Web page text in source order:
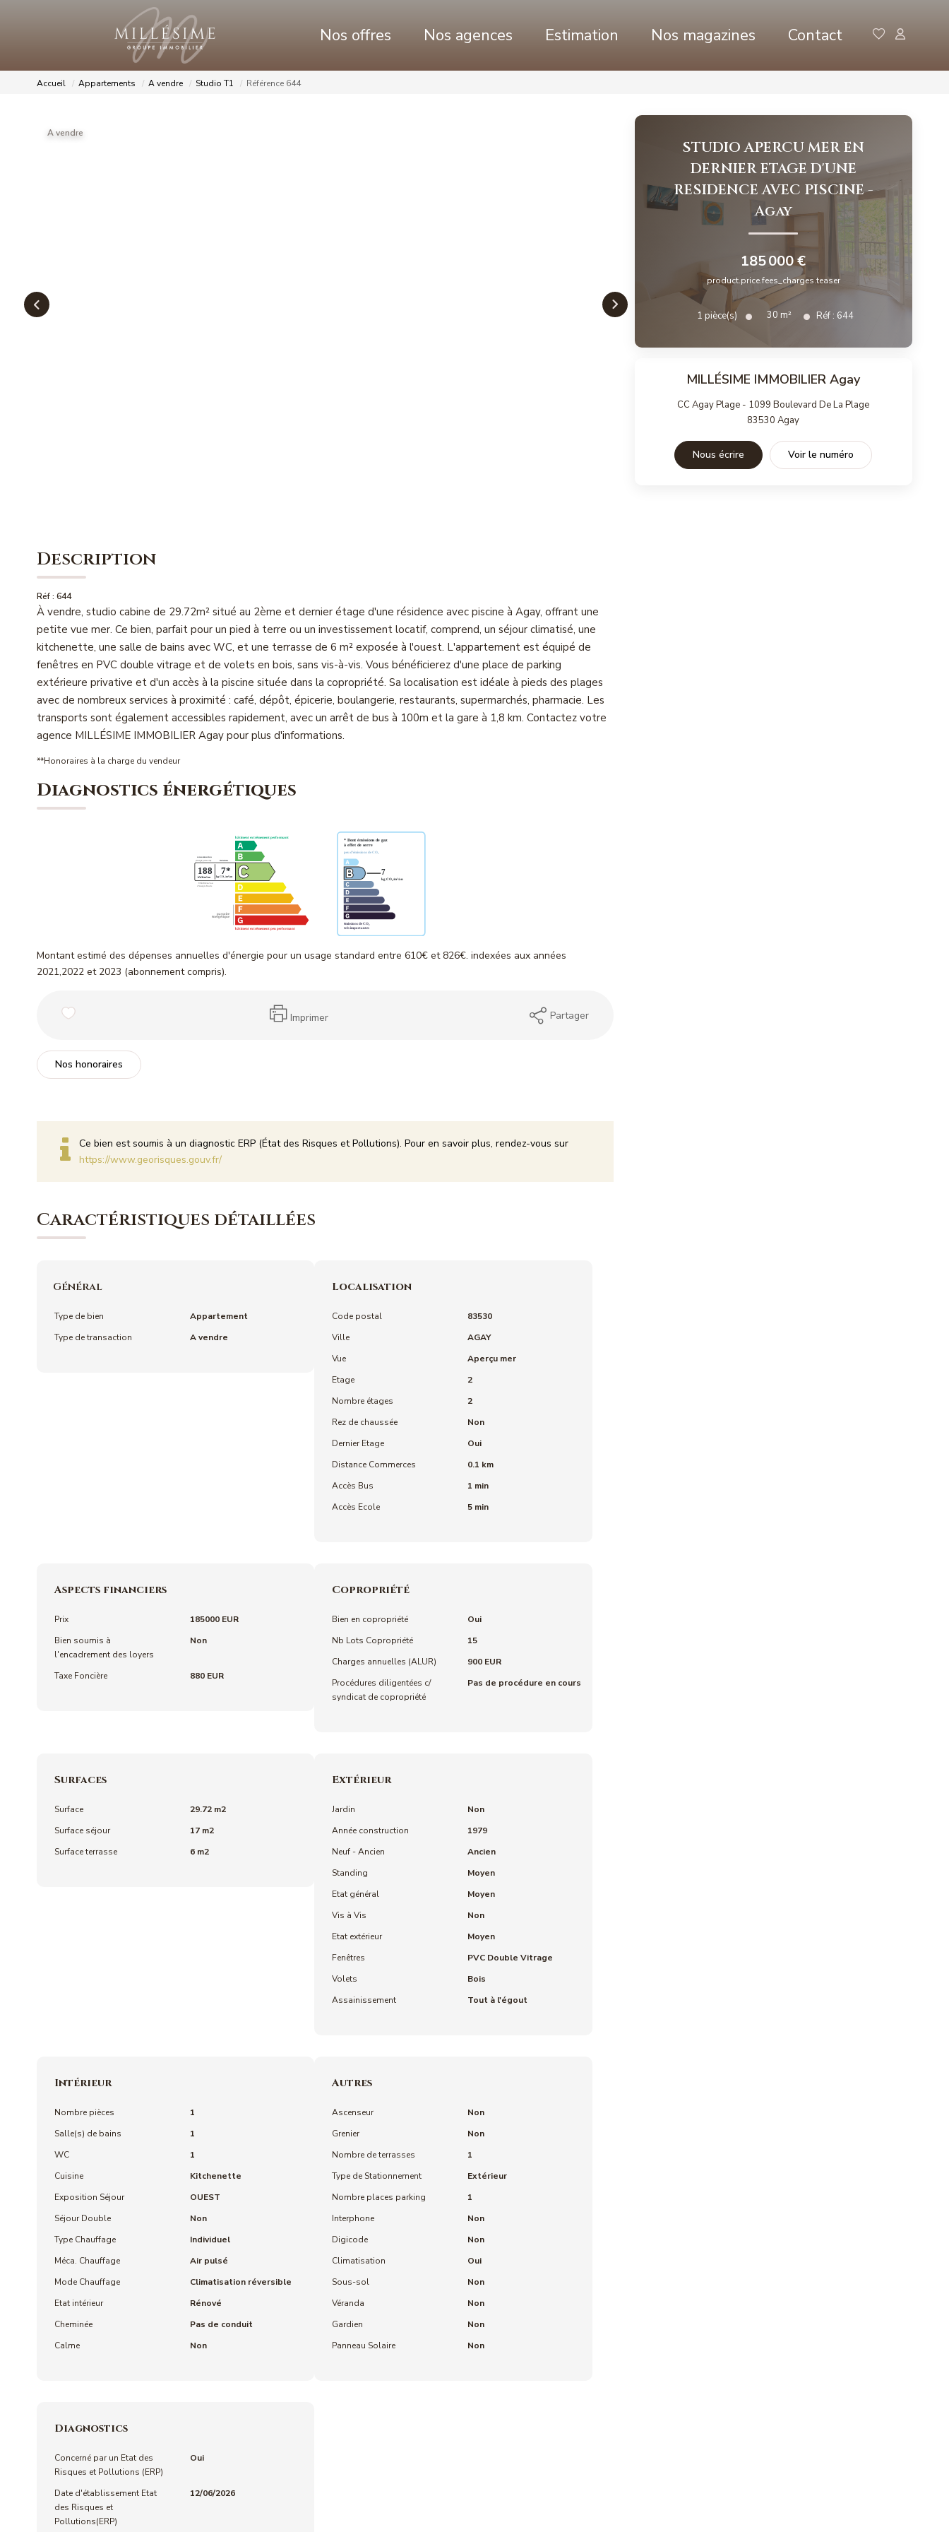
Nos offres Nos agences Estimation Nos magazines Contact
Accueil Appartements A vendre Studio T1 Référence 644
A vendre
Description
Réf : 644
À vendre, studio cabine de 29.72m² situé au 2ème et dernier étage d'une résidence avec piscine à Agay, offrant une
petite vue mer. Ce bien, parfait pour un pied à terre ou un investissement locatif, comprend, un séjour climatisé, une
kitchenette, une salle de bains avec WC, et une terrasse de 6 m² exposée à l'ouest. L'appartement est équipé de
fenêtres en PVC double vitrage et de volets en bois, sans vis-à-vis. Vous bénéficierez d'une place de parking
extérieure privative et d'un accès à la piscine située dans la copropriété. Sa localisation est idéale à pieds des plages
avec de nombreux services à proximité : café, dépôt, épicerie, boulangerie, restaurants, supermarchés, pharmacie. Les
transports sont également accessibles rapidement, avec un arrêt de bus à 100m et la gare à 1,8 km. Contactez votre
agence MILLÉSIME IMMOBILIER Agay pour plus d'informations.
**Honoraires à la charge du vendeur
Diagnostics énergétiques
Montant estimé des dépenses annuelles d'énergie pour un usage standard entre 610€ et 826€. indexées aux années
2021,2022 et 2023 (abonnement compris).
Imprimer Partager
Nos honoraires
Ce bien est soumis à un diagnostic ERP (État des Risques et Pollutions). Pour en savoir plus, rendez-vous sur
https://www.georisques.gouv.fr/
Caractéristiques détaillées
Général
Type de bien
Appartement
Type de transaction
A vendre
Localisation
Code postal
83530
Ville
AGAY
Vue
Aperçu mer
Etage
2
Nombre étages
2
Rez de chaussée
Non
Dernier Etage
Oui
Distance Commerces
0.1 km
Accès Bus
1 min
Accès Ecole
5 min
Aspects financiers
Prix
185000 EUR
Bien soumis à
l'encadrement des loyers
Non
Taxe Foncière 880 EUR
Copropriété
Bien en copropriété
Oui
Nb Lots Copropriété
15
Charges annuelles (ALUR)
900 EUR
Procédures diligentées c/
syndicat de copropriété
Pas de procédure en cours
Surfaces
Surface
29.72 m2
Surface séjour
17 m2
Surface terrasse
6 m2
Extérieur
Jardin
Non
Année construction
1979
Neuf - Ancien
Ancien
Standing
Moyen
Etat général
Moyen
Vis à Vis
Non
Etat extérieur
Moyen
Fenêtres
PVC Double Vitrage
Volets
Bois
Assainissement
Tout à l'égout
Intérieur
Nombre pièces
1
Salle(s) de bains
1
WC
1
Cuisine
Kitchenette
Exposition Séjour
OUEST
Séjour Double
Non
Type Chauffage
Individuel
Méca. Chauffage
Air pulsé
Mode Chauffage
Climatisation réversible
Etat intérieur
Rénové
Cheminée
Pas de conduit
Calme
Non
Autres
Ascenseur
Non
Grenier
Non
Nombre de terrasses
1
Type de Stationnement
Extérieur
Nombre places parking
1
Interphone
Non
Digicode
Non
Climatisation
Oui
Sous-sol
Non
Véranda
Non
Gardien
Non
Panneau Solaire
Non
Diagnostics
Concerné par un Etat des
Risques et Pollutions (ERP)
Oui
Date d'établissement Etat
des Risques et
Pollutions(ERP)
12/06/2026
STUDIO APERCU MER EN
DERNIER ETAGE D'UNE
RESIDENCE AVEC PISCINE-
Agay
185 000 €
product.price.fees_charges.teaser
1 pièce(s) 30 m² Réf : 644
MILLÉSIME IMMOBILIER Agay
CC Agay Plage - 1099 Boulevard De La Plage
83530Agay
Nous écrire Voir le numéro